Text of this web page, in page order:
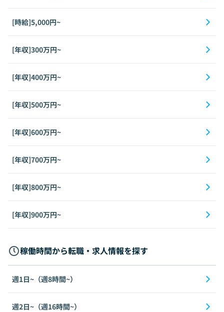
[時給]5,000円~
[年収]300万円~
[年収]400万円~
[年収]500万円~
[年収]600万円~
[年収]700万円~
[年収]800万円~
[年収]900万円~
稼働時間から転職・求人情報を探す
週1日~（週8時間~）
週2日~（週16時間~）